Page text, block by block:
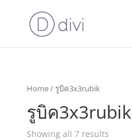
Home/ รูบิค3x3rubik
รูบิค3x3rubik
Showing all 7 results